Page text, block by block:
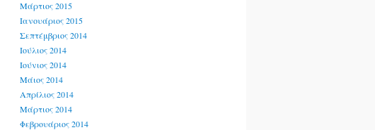
Μάρτιος 2015
Ιανουάριος 2015
Σεπτέμβριος 2014
Ιούλιος 2014
Ιούνιος 2014
Μάιος 2014
Απρίλιος 2014
Μάρτιος 2014
Φεβρουάριος 2014